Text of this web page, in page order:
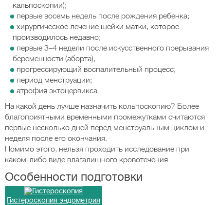
кальпоскопии);
первые восемь недель после рождения ребенка;
хирургическое лечение шейки матки, которое
производилось недавно;
первые 3–4 недели после искусственного прерывания
беременности (аборта);
прогрессирующий воспалительный процесс;
период менструации;
атрофия эктоцервикса.
На какой день лучше назначить кольпоскопию? Более
благоприятными временными промежутками считаются
первые несколько дней перед менструальным циклом и
неделя после его окончания.
Помимо этого, нельзя проходить исследование при
каком-либо виде влагалищного кровотечения.
Особенности подготовки
Гистероскопия эндометрия